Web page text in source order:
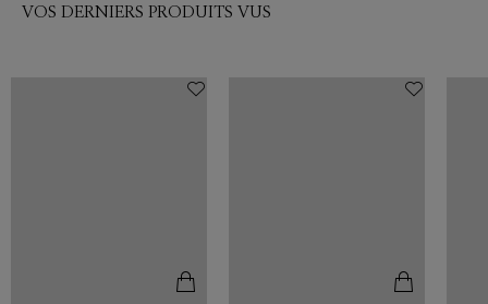
VOS DERNIERS PRODUITS VUS